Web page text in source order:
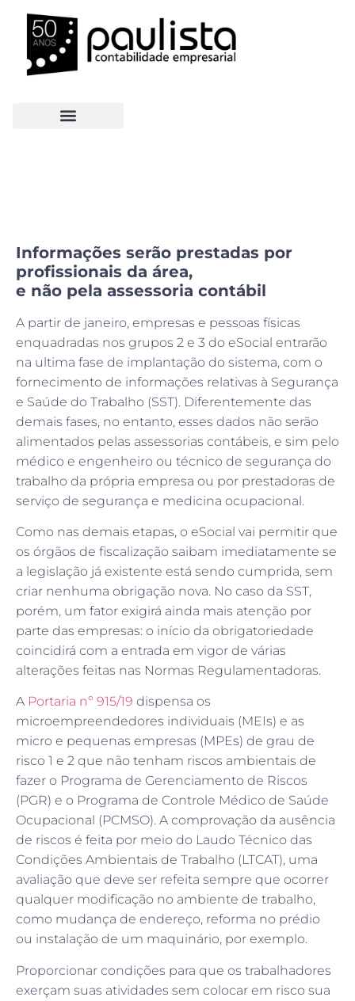
Informações serão prestadas por
profissionais da área,
e não pela assessoria contábil
A partir de janeiro, empresas e pessoas físicas
enquadradas nos grupos 2 e 3 do eSocial entrarão
na ultima fase de implantação do sistema, com o
fornecimento de informações relativas à Segurança
e Saúde do Trabalho (SST). Diferentemente das
demais fases, no entanto, esses dados não serão
alimentados pelas assessorias contábeis, e sim pelo
médico e engenheiro ou técnico de segurança do
trabalho da própria empresa ou por prestadoras de
serviço de segurança e medicina ocupacional.
Como nas demais etapas, o eSocial vai permitir que
os órgãos de fiscalização saibam imediatamente se
a legislação já existente está sendo cumprida, sem
criar nenhuma obrigação nova. No caso da SST,
porém, um fator exigirá ainda mais atenção por
parte das empresas: o início da obrigatoriedade
coincidirá com a entrada em vigor de várias
alterações feitas nas Normas Regulamentadoras.
A Portaria nº 915/19 dispensa os
microempreendedores individuais (MEIs) e as
micro e pequenas empresas (MPEs) de grau de
risco 1 e 2 que não tenham riscos ambientais de
fazer o Programa de Gerenciamento de Riscos
(PGR) e o Programa de Controle Médico de Saúde
Ocupacional (PCMSO). A comprovação da ausência
de riscos é feita por meio do Laudo Técnico das
Condições Ambientais de Trabalho (LTCAT), uma
avaliação que deve ser refeita sempre que ocorrer
qualquer modificação no ambiente de trabalho,
como mudança de endereço, reforma no prédio
ou instalação de um maquinário, por exemplo.
Proporcionar condições para que os trabalhadores
exerçam suas atividades sem colocar em risco sua